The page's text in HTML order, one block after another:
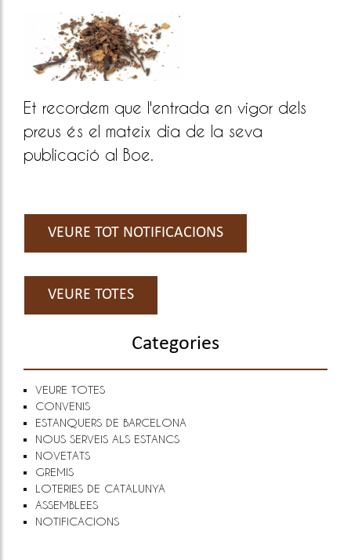
Et recordem que l'entrada en vigor dels
preus és el mateix dia de la seva
publicació al Boe.
VEURE TOT NOTIFICACIONS
VEURE TOTES
Categories
VEURE TOTES
CONVENIS
ESTANQUERS DE BARCELONA
NOUS SERVEIS ALS ESTANCS
NOVETATS
GREMIS
LOTERIES DE CATALUNYA
ASSEMBLEES
NOTIFICACIONS